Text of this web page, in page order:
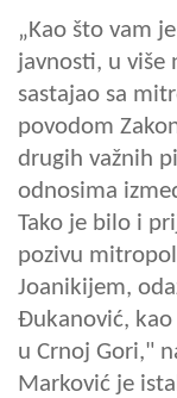
„Kao što vam
javnosti, u više
sastajao sa
povodom
drugih važnih
odnosima
Tako je bilo i
pozivu
Joanikijem,
Đukanović, kao
u Crnoj Gori,"
Marković je